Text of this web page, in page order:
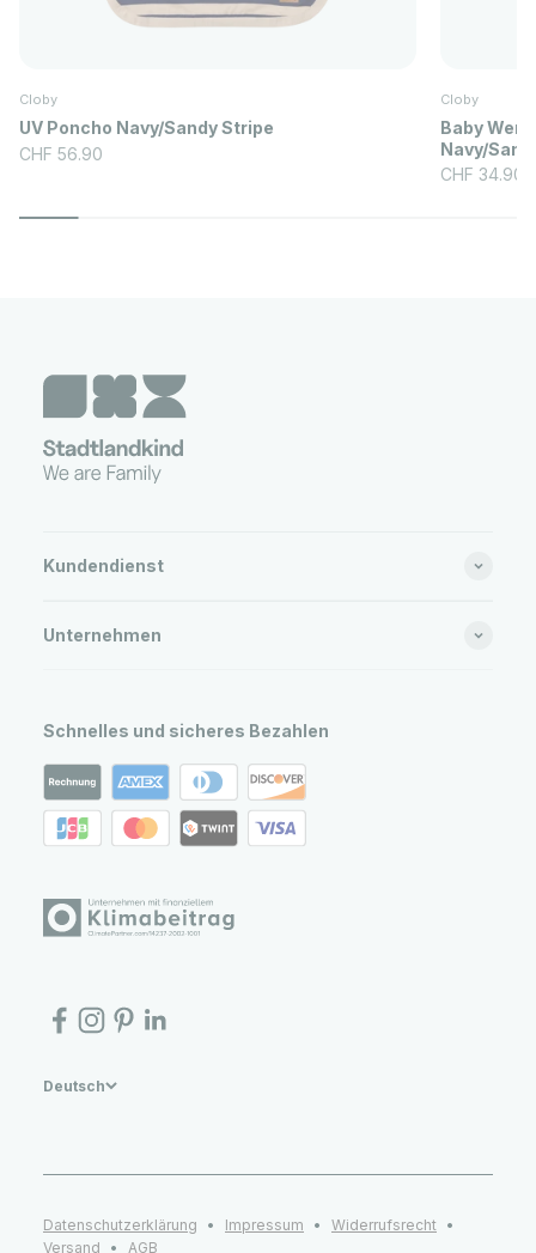
Cloby
UV Poncho Navy/Sandy Stripe
Angebot
CHF 56.90
Cloby
Baby
Navy/
Angebot
CHF 34.90
Kundendienst
Unternehmen
Schnelles und sicheres Bezahlen
Deutsch
Datenschutzerklärung Impressum
Widerrufsrecht
Versand
AGB